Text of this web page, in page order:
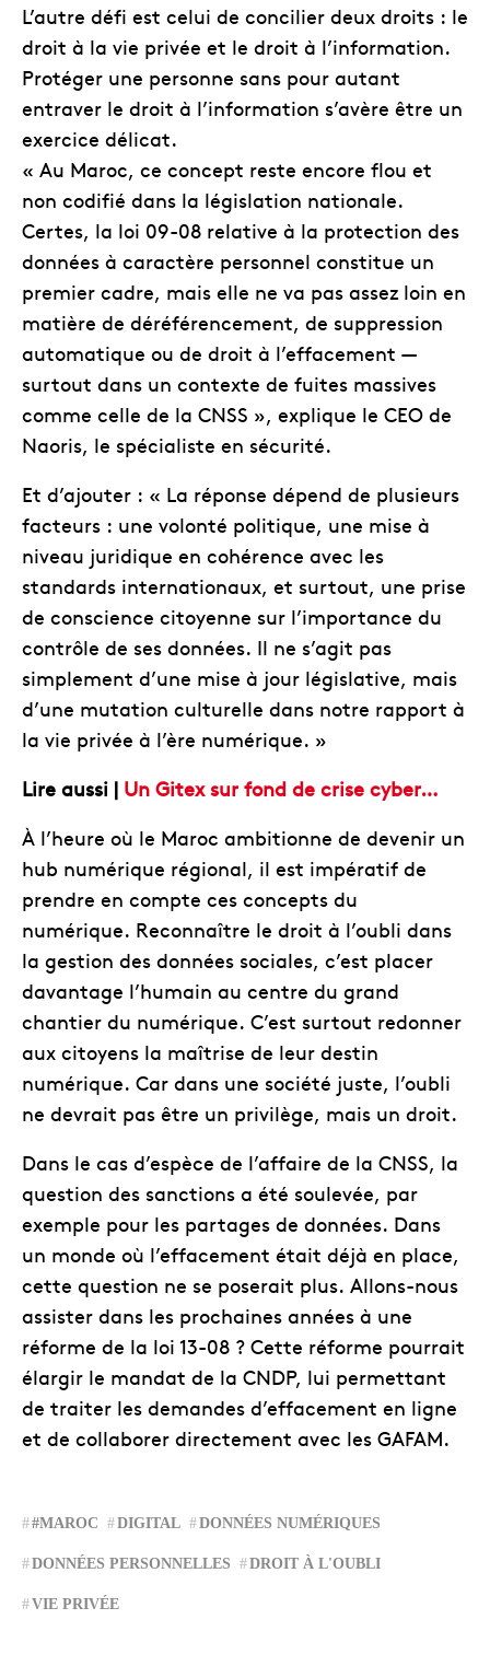
L’autre défi est celui de concilier deux droits : le
droit à la vie privée et le droit à l’information.
Protéger une personne sans pour autant
entraver le droit à l’information s’avère être un
exercice délicat.
« Au Maroc, ce concept reste encore flou et
non codifié dans la législation nationale.
Certes, la loi 09-08 relative à la protection des
données à caractère personnel constitue un
premier cadre, mais elle ne va pas assez loin en
matière de déréférencement, de suppression
automatique ou de droit à l’effacement —
surtout dans un contexte de fuites massives
comme celle de la CNSS », explique le CEO de
Naoris, le spécialiste en sécurité.
Et d’ajouter : « La réponse dépend de plusieurs
facteurs : une volonté politique, une mise à
niveau juridique en cohérence avec les
standards internationaux, et surtout, une prise
de conscience citoyenne sur l’importance du
contrôle de ses données. Il ne s’agit pas
simplement d’une mise à jour législative, mais
d’une mutation culturelle dans notre rapport à
la vie privée à l’ère numérique. »
Lire aussi | Un Gitex sur fond de crise cyber…
À l’heure où le Maroc ambitionne de devenir un
hub numérique régional, il est impératif de
prendre en compte ces concepts du
numérique. Reconnaître le droit à l’oubli dans
la gestion des données sociales, c’est placer
davantage l’humain au centre du grand
chantier du numérique. C’est surtout redonner
aux citoyens la maîtrise de leur destin
numérique. Car dans une société juste, l’oubli
ne devrait pas être un privilège, mais un droit.
Dans le cas d’espèce de l’affaire de la CNSS, la
question des sanctions a été soulevée, par
exemple pour les partages de données. Dans
un monde où l’effacement était déjà en place,
cette question ne se poserait plus. Allons-nous
assister dans les prochaines années à une
réforme de la loi 13-08 ? Cette réforme pourrait
élargir le mandat de la CNDP, lui permettant
de traiter les demandes d’effacement en ligne
et de collaborer directement avec les GAFAM.
#MAROC DIGITAL DONNÉES NUMÉRIQUES
DONNÉES PERSONNELLES DROIT À L'OUBLI
VIE PRIVÉE